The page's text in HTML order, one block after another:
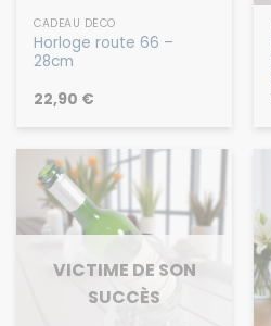
CADEAU DÉCO
Horloge route 66 –
28cm
22,90 €
VICTIME DE SON
SUCCÈS